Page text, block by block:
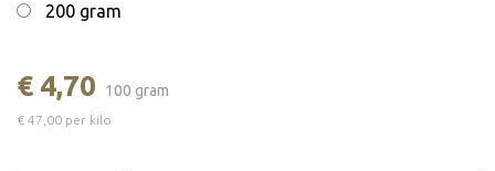
200 gram
€ 4,70 100 gram
€ 47,00 per kilo